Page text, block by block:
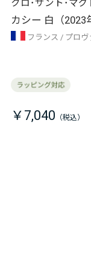
クロ･サント･マグ
カシー 白（2023
フランス プロヴ
￥7,040